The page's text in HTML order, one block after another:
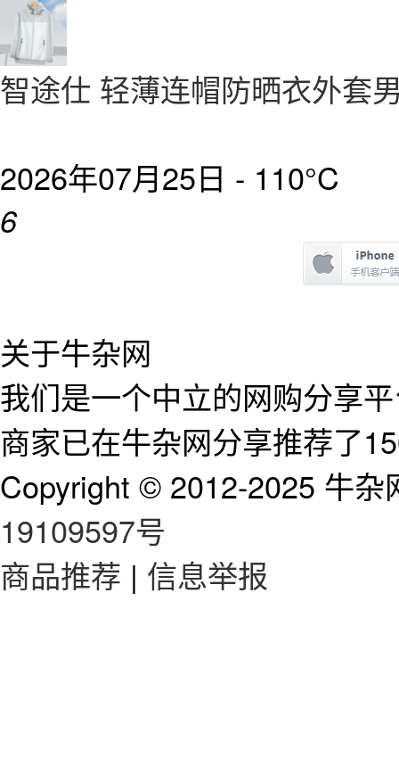
智途仕 轻薄连帽防晒衣外套
2026年07月25日 - 110°C
6
关于牛杂网
我们是一个中立的网购分享
商家已在牛杂网分享推荐了
Copyright © 2012-2025 牛
19109597号
商品推荐 | 信息举报